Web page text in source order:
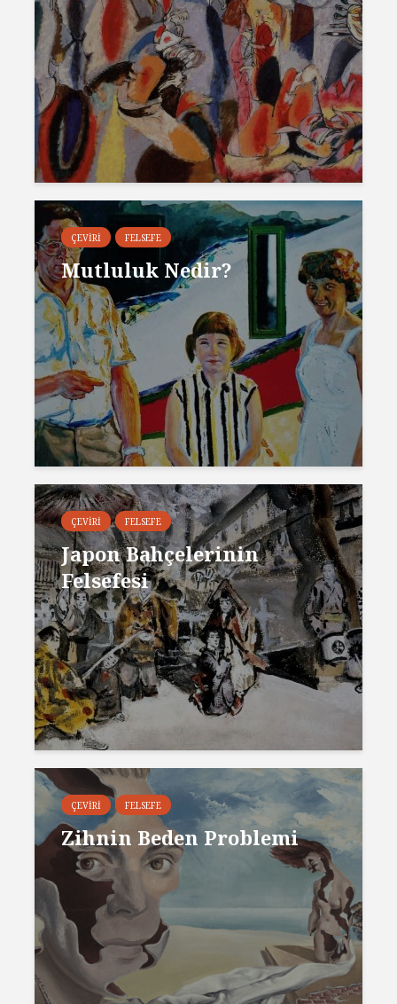
ÇEVIRI FELSEFE
Mutluluk Nedir?
ÇEVIRI FELSEFE
Japon Bahçelerinin
Felsefesi
ÇEVIRI FELSEFE
Zihnin Beden Problemi